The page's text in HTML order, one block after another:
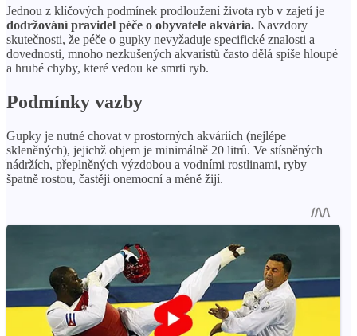
Jednou z klíčových podmínek prodloužení života ryb v zajetí je
dodržování pravidel péče o obyvatele akvária. Navzdory
skutečnosti, že péče o gupky nevyžaduje specifické znalosti a
dovednosti, mnoho nezkušených akvaristů často dělá spíše hloupé
a hrubé chyby, které vedou ke smrti ryb.
Podmínky vazby
Gupky je nutné chovat v prostorných akváriích (nejlépe
skleněných), jejichž objem je minimálně 20 litrů. Ve stísněných
nádržích, přeplněných výzdobou a vodními rostlinami, ryby
špatně rostou, častěji onemocní a méně žijí.